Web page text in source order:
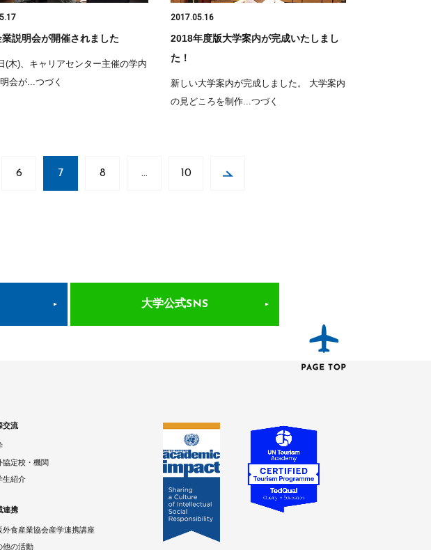
説明会が開催されました
(木)、キャリアセンター主催の学内
会が...つづく
2017.05.16
2018年度版大学案内が完成いたしまし
た！
新しい大学案内が完成しました。 大学案内
の見どころを制作...つづく
6 7 8 … 10
大学公式SNS
交流
協定校・機関
生紹介
連携
外食産業協会産学連携講座
他の活動